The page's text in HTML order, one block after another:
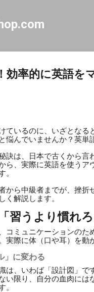
効率的に英語を
ているのに、いざとな
悩んでいませんか？英単
訣は、日本で古くから
ら、実際に英語を使う
。
から中級者までが、挫
く解説します。
習うより慣れ
コミュニケーションの
実際に体（口や耳）を動
」に変わる
は、いわば「設計図」
い限り、自分の血肉に
。